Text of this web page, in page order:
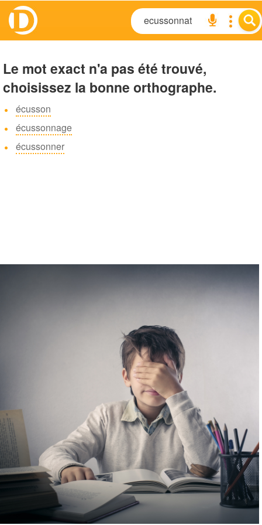
Le mot exact n'a pas été trouvé,
choisissez la bonne orthographe.
écusson
écussonnage
écussonner